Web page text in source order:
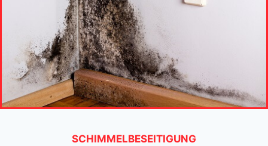
SCHIMMELBESEITIGUNG